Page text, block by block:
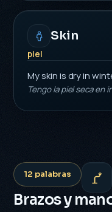
Skin
piel
My skin is dry in
Tengo la piel seca en
Brazos y
12 palabras